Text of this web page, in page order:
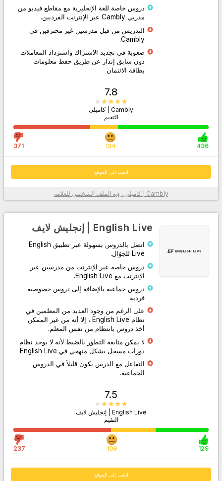
اذهب إلى الموقع
دروس خاصة للغة الإنجليزية مع مقاطع فيديو من
مدربي Cambly عبر الإنترنت الفرديين.
التدريس من قبل مدرسين غير محترفين في
Cambly.
صعوبة في تجديد الاشتراك واسترداد المعاملات
دون سابق إنذار عن طريق حفظ معلومات
بطاقة الائتمان
7.8
Cambly | كامبلي
التقيم
436
134
371
اذهب إلى الموقع
اذهب إلى الموقع
Cambly | كامبلي رؤية الملف الشخصي للعلامة
English Live | إنجليش لايف
اتصل بالدروس بسهولة عبر تطبيق English
Live للجوّال.
دروس خاصة عبر الإنترنت من مدرسين عبر
الإنترنت مع English Live.
دروس جماعية بالإضافة إلى دروس خصوصية
فردية.
على الرغم من وجود العديد من المعلمين في
نظام English Live ، إلا أنه من غير الممكن
أخذ دروس بانتظام من نفس المعلم.
لا يمكن متابعة التطور بالضبط لأنه لا يوجد نظام
دورات مسجل بشكل منهجي في English Live.
التفاعل مع الدرس يكون قليلاً في الدروس
الجماعية.
7.5
English Live | إنجليش لايف
التقيم
129
109
237
اذهب إلى الموقع